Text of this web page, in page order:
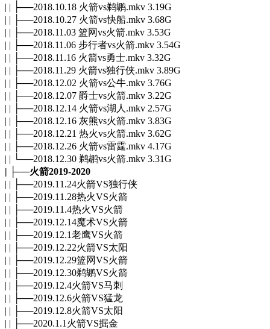
| | ├──2018.10.18 火箭vs鹈鹕.mkv 3.19G
| | ├──2018.10.27 火箭vs快船.mkv 3.68G
| | ├──2018.11.03 篮网vs火箭.mkv 3.53G
| | ├──2018.11.06 步行者vs火箭.mkv 3.54G
| | ├──2018.11.16 火箭vs勇士.mkv 3.32G
| | ├──2018.11.29 火箭vs独行侠.mkv 3.89G
| | ├──2018.12.02 火箭vs公牛.mkv 3.76G
| | ├──2018.12.07 爵士vs火箭.mkv 3.22G
| | ├──2018.12.14 火箭vs湖人.mkv 2.57G
| | ├──2018.12.16 灰熊vs火箭.mkv 3.83G
| | ├──2018.12.21 热火vs火箭.mkv 3.62G
| | ├──2018.12.26 火箭vs雷霆.mkv 4.17G
| | └──2018.12.30 鹈鹕vs火箭.mkv 3.31G
| ├──火箭2019-2020
| | ├──2019.11.24火箭VS独行侠
| | ├──2019.11.28热火VS火箭
| | ├──2019.11.4热火VS火箭
| | ├──2019.12.14魔术VS火箭
| | ├──2019.12.1老鹰VS火箭
| | ├──2019.12.22火箭VS太阳
| | ├──2019.12.29篮网VS火箭
| | ├──2019.12.30鹈鹕VS火箭
| | ├──2019.12.4火箭VS马刺
| | ├──2019.12.6火箭VS猛龙
| | ├──2019.12.8火箭VS太阳
| | ├──2020.1.1火箭VS掘金